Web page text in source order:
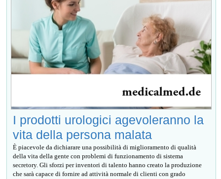
I prodotti urologici agevoleranno la
vita della persona malata
È piacevole da dichiarare una possibilità di miglioramento di qualità
della vita della gente con problemi di funzionamento di sistema
secretory. Gli sforzi per inventori di talento hanno creato la produzione
che sarà capace di fornire ad attività normale di clienti con grado